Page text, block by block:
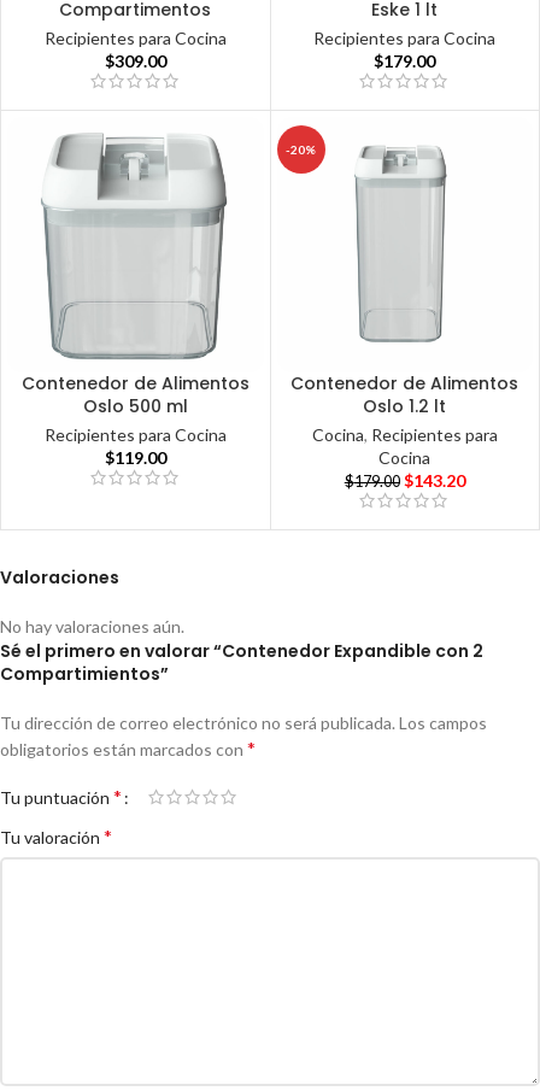
Compartimentos
Recipientes para Cocina
$309.00
Eske 1 lt
Recipientes para Cocina
$179.00
Contenedor de Alimentos
Oslo 500 ml
Recipientes para Cocina
$119.00
-20%
Contenedor de Alimentos
Oslo 1.2 lt
Cocina, Recipientes para
Cocina
$179.00 $143.20
Valoraciones
No hay valoraciones aún.
Sé el primero en valorar “Contenedor Expandible con 2
Compartimientos”
Tu dirección de correo electrónico no será publicada. Los campos
obligatorios están marcados con *
Tu puntuación *
Tu valoración *